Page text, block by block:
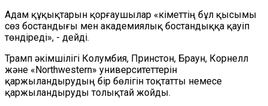
Адам құқықтарын қорғаушылар «Үкіметтің бұл қысымы
сөз бостандығы мен академиялық бостандыққа қауіп
төндіреді», - дейді.
Трамп әкімшілігі Колумбия, Принстон, Браун, Корнелл
және «Northwestern» университеттерін
қаржыландырудың бір бөлігін тоқтатты немесе
қаржыландыруды толықтай жойды.